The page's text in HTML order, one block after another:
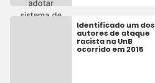
Identificado um dos
autores de ataque
racista na UnB
ocorrido em 2015